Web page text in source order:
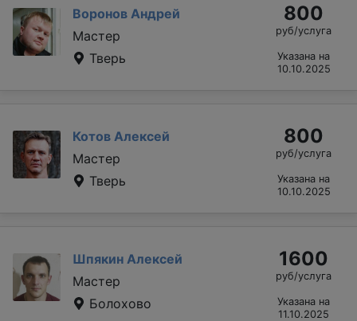
Воронов Андрей
Мастер
Тверь
800
руб/услуга
Указана на
10.10.2025
Котов Алексей
Мастер
Тверь
800
руб/услуга
Указана на
10.10.2025
Шпякин Алексей
Мастер
Болохово
1600
руб/услуга
Указана на
11.10.2025